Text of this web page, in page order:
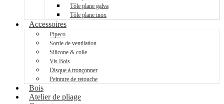
Tôle plane galva
Tôle plane inox
Accessoires
Pipeco
Sortie de ventilation
Silicone & colle
Vis Bois
Disque à tronçonner
Peinture de retouche
Bois
Atelier de pliage